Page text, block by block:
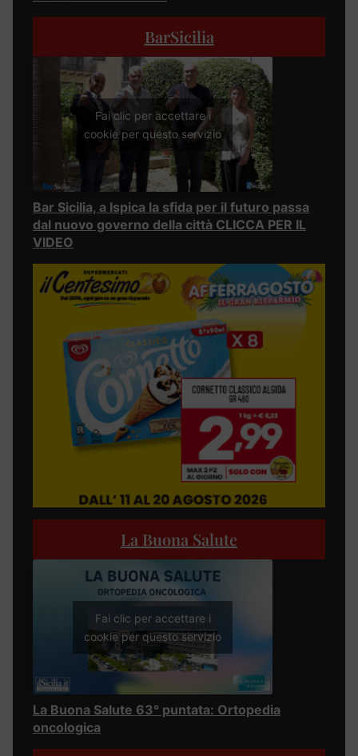
BarSicilia
Fai clic per accettare i
cookie per questo servizio
Bar Sicilia, a Ispica la sfida per il futuro passa
dal nuovo governo della città CLICCA PER IL
VIDEO
La Buona Salute
Fai clic per accettare i
cookie per questo servizio
La Buona Salute 63° puntata: Ortopedia
oncologica